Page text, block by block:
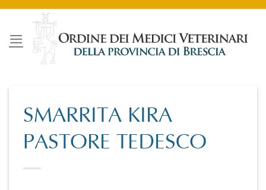
Salta
contenuti
SMARRITA KIRA
PASTORE TEDESCO